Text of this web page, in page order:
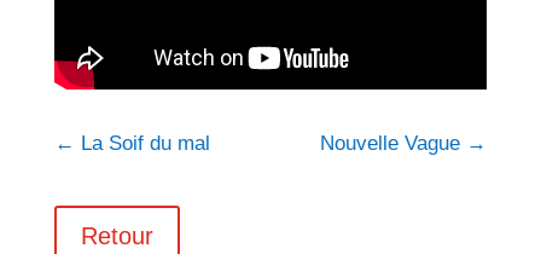
← La Soif du mal Nouvelle Vague →
Retour